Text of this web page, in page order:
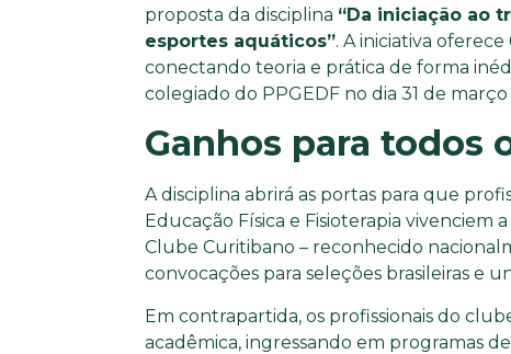
proposta da disciplina “Da iniciação ao
esportes aquáticos”. A iniciativa
conectando teoria e prática de forma
colegiado do PPGEDF no dia 31 de março
Ganhos para todos
A disciplina abrirá as portas para que
Educação Física e Fisioterapia
Clube Curitibano – reconhecido
convocações para seleções brasileiras e
Em contrapartida, os profissionais do
acadêmica, ingressando em programas